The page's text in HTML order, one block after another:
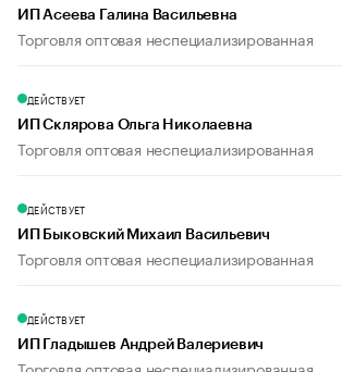
ИП Асеева Галина Васильевна
Торговля оптовая неспециализированная
ДЕЙСТВУЕТ
ИП Склярова Ольга Николаевна
Торговля оптовая неспециализированная
ДЕЙСТВУЕТ
ИП Быковский Михаил Васильевич
Торговля оптовая неспециализированная
ДЕЙСТВУЕТ
ИП Гладышев Андрей Валериевич